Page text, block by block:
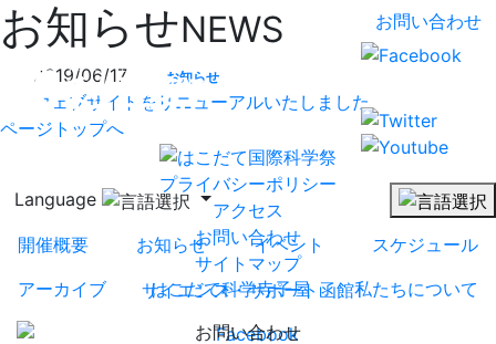
お問い合わせ
Language
開催概要 お知らせ イベント
スケジュール
アーカイブ
はこだて科学寺子屋
私たちについて
お問い合わせ
お知らせNEWS
2019/06/17 お知らせ
ウェブサイトをリニューアルいたしました
ページトップへ
プライバシーポリシー
アクセス
お問い合わせ
サイトマップ
サイエンス・サポート函館